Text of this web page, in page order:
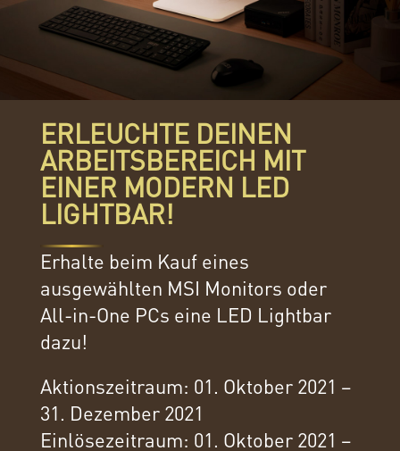
ERLEUCHTE DEINEN
ARBEITSBEREICH MIT
EINER MODERN LED
LIGHTBAR!
Erhalte beim Kauf eines
ausgewählten MSI Monitors oder
All-in-One PCs eine LED Lightbar
dazu!
Aktionszeitraum: 01. Oktober 2021 –
31. Dezember 2021
Einlösezeitraum: 01. Oktober 2021 –